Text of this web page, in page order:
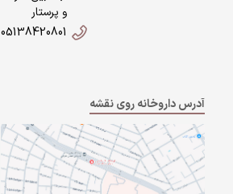
و پرستار
05138420801
آدرس داروخانه روی نقشه